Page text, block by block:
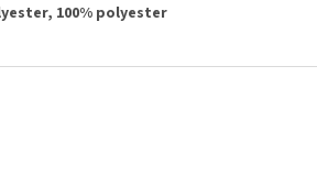
100% polyester